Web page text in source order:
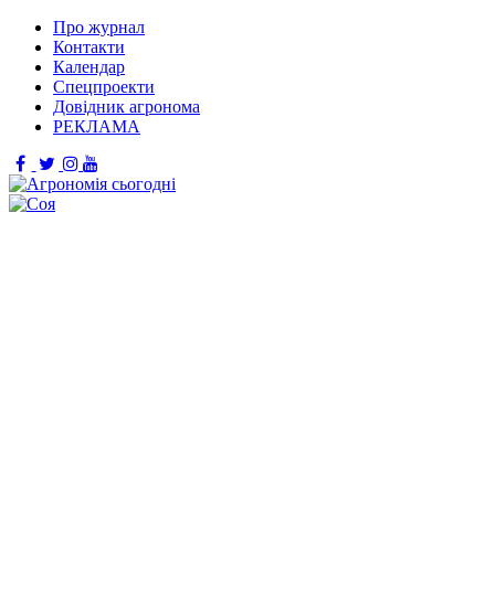
Про журнал
Контакти
Календар
Спецпроекти
Довідник агронома
РЕКЛАМА